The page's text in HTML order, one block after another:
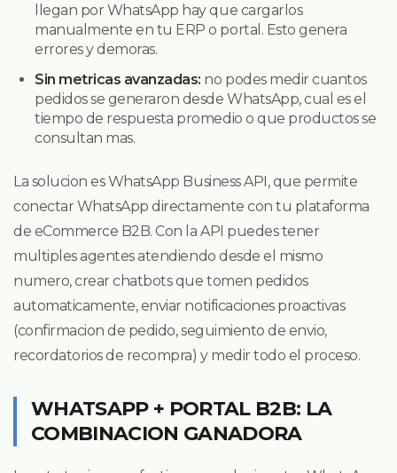
llegan por WhatsApp hay que cargarlos
manualmente en tu ERP o portal. Esto genera
errores y demoras.
Sin metricas avanzadas: no podes medir cuantos
pedidos se generaron desde WhatsApp, cual es el
tiempo de respuesta promedio o que productos se
consultan mas.
La solucion es WhatsApp Business API, que permite
conectar WhatsApp directamente con tu plataforma
de eCommerce B2B. Con la API puedes tener
multiples agentes atendiendo desde el mismo
numero, crear chatbots que tomen pedidos
automaticamente, enviar notificaciones proactivas
(confirmacion de pedido, seguimiento de envio,
recordatorios de recompra) y medir todo el proceso.
WHATSAPP + PORTAL B2B: LA
COMBINACION GANADORA